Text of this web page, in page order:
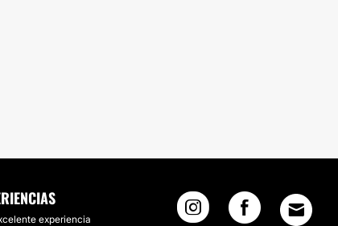
experiencia